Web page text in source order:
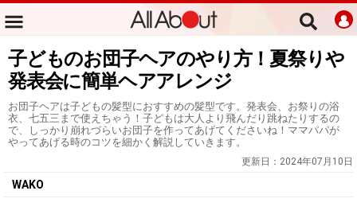
子どものお団子ヘアのやり方！夏祭りや
発表会に簡単ヘアアレンジ
お団子ヘアは子どもの髪型におすすめの髪型です。発表会、お祭りの浴
衣、七五三まで使えちゃう！子どもは大人より飛んだり跳ねたりするの
で、しっかり崩れづらいお団子を作ってあげてくださいね！ママパパが
やってあげる時のコツを細かく解説していきます。
更新日： 2024年07月10日
WAKO